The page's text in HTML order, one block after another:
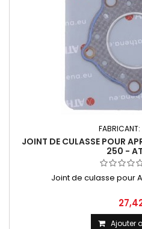
FABRICANT:
JOINT DE CULASSE POUR
250 -
Joint de culasse pour
Ajouter